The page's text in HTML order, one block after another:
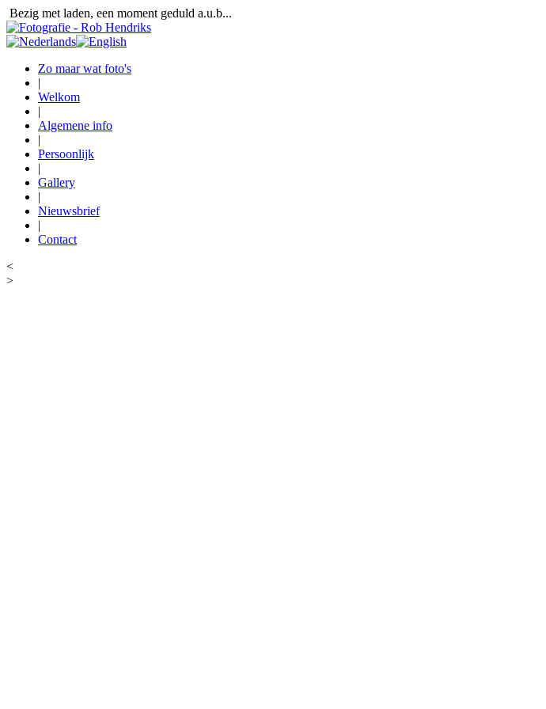
Bezig met laden, een moment geduld a.u.b...
Zo maar wat foto's
|
Welkom
|
Algemene info
|
Persoonlijk
|
Gallery
|
Nieuwsbrief
|
Contact
<
>